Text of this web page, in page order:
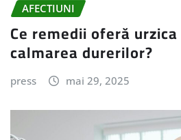
AFECTIUNI
Ce remedii oferă
calmarea durerilor?
press mai 29, 2025